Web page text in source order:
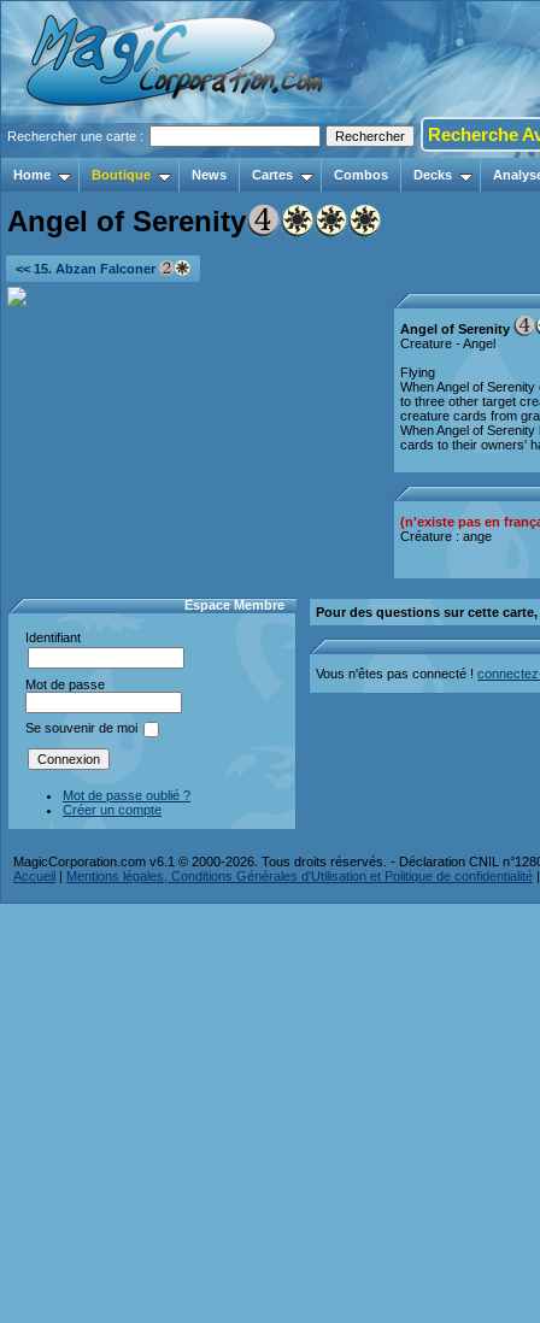
Rechercher une carte : Recherche
Home Boutique News Cartes Combos Decks
Angel of Serenity
<< 15. Abzan Falconer
Angel of Serenity
Creature - Angel
Flying
When Angel of
to three other target
creature cards from
When Angel of
cards to their owners'
(n'existe pas en
Créature : ange
Espace Membre
Identifiant
Mot de passe
Se souvenir de moi
Mot de passe oublié ?
Créer un compte
Pour des questions sur cette
Vous n'êtes pas connecté !
MagicCorporation.com v6.1 © 2000-2026. Tous droits réservés. - Déclaration CNIL
Accueil | Mentions légales, Conditions Générales d'Utilisation et Politique de confidentialité